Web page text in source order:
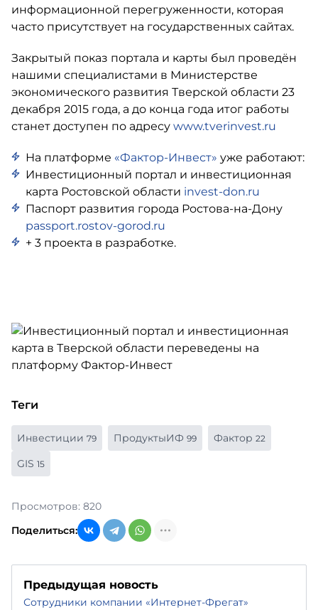
информационной перегруженности, которая
часто присутствует на государственных сайтах.
Закрытый показ портала и карты был проведён
нашими специалистами в Министерстве
экономического развития Тверской области 23
декабря 2015 года, а до конца года итог работы
станет доступен по адресу www.tverinvest.ru
На платформе «Фактор-Инвест» уже работают:
Инвестиционный портал и инвестиционная
карта Ростовской области invest-don.ru
Паспорт развития города Ростова-на-Дону
passport.rostov-gorod.ru
+ 3 проекта в разработке.
Теги
Инвестиции 79 ПродуктыИФ 99 Фактор 22
GIS 15
Просмотров: 820
Поделиться:
Предыдущая новость
Сотрудники компании «Интернет-Фрегат»